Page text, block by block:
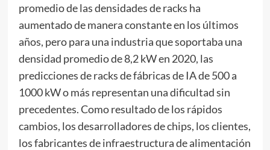
promedio de las densidades de racks ha
aumentado de manera constante en los últimos
años, pero para una industria que soportaba una
densidad promedio de 8,2 kW en 2020, las
predicciones de racks de fábricas de IA de 500 a
1000 kW o más representan una dificultad sin
precedentes. Como resultado de los rápidos
cambios, los desarrolladores de chips, los clientes,
los fabricantes de infraestructura de alimentación